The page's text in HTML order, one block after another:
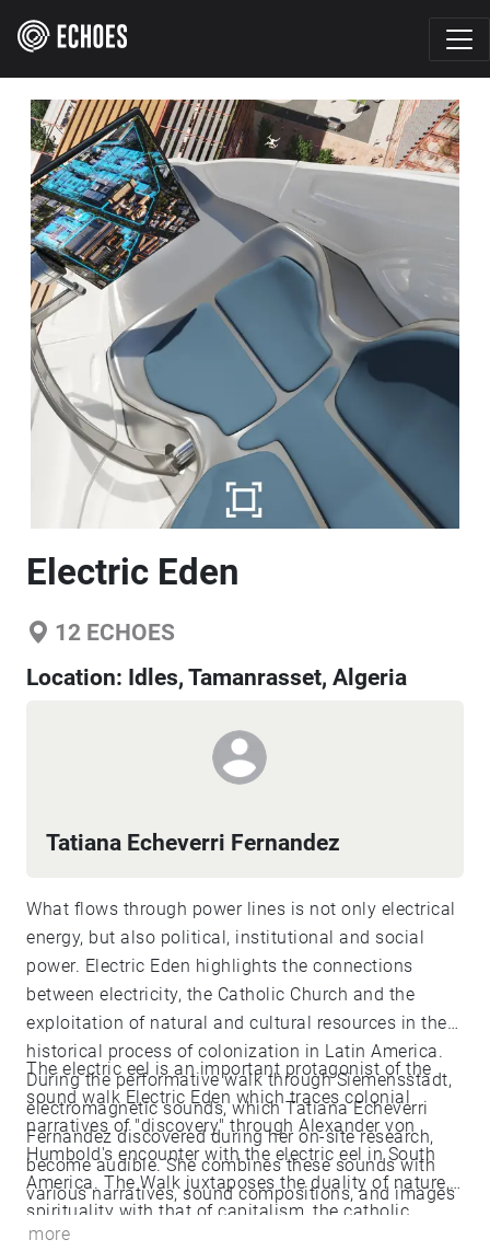
Electric Eden
12 ECHOES
Location: Idles, Tamanrasset, Algeria
Tatiana Echeverri Fernandez
What flows through power lines is not only electrical
energy, but also political, institutional and social
power. Electric Eden highlights the connections
between electricity, the Catholic Church and the
exploitation of natural and cultural resources in the
historical process of colonization in Latin America.
During the performative walk through Siemensstadt,
electromagnetic sounds, which Tatiana Echeverri
Fernandez discovered during her on-site research,
become audible. She combines these sounds with
various narratives, sound compositions, and images
that have been transformed into sound files by
The electric eel is an important protagonist of the
sound walk Electric Eden which traces colonial
narratives of "discovery" through Alexander von
Humbold's encounter with the electric eel in South
America.⁠ The Walk juxtaposes the duality of nature,
spirituality with that of capitalism, the catholic
church and sience. Singular and unambiguous
more